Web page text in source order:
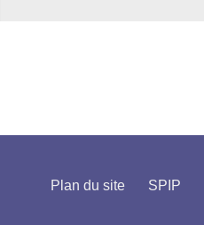
Plan du site SPIP